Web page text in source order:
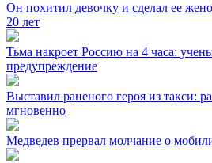
Он похитил девочку и сделал ее
20 лет
Тьма накроет Россию на 4 часа:
предупреждение
Выставил раненого героя из такси:
мгновенно
Медведев прервал молчание о